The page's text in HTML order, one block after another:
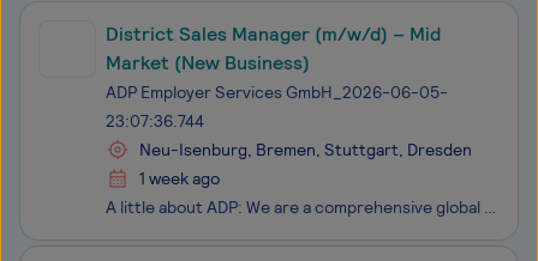
District Sales Manager (m/w/d) – Mid
Market (New Business)
ADP Employer Services GmbH_2026-06-05-
23:07:36.744
Neu-Isenburg, Bremen, Stuttgart, Dresden
1 week ago
A little about ADP: We are a comprehensive global provider of cloud-based human capital management (HCM) solutions that unite HR, payroll, talent, time, tax and benefits administration and a leader in business outsourcing services, analytics, and compliance expertise. We believe our people make all